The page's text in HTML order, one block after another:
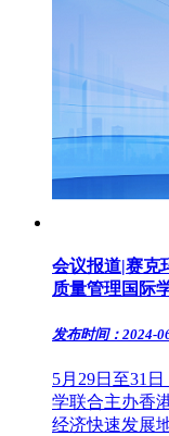
会议报道|赛克
质量管理国际
发布时间：2024-
5月29日至31
学联合主办香
经济快速发展